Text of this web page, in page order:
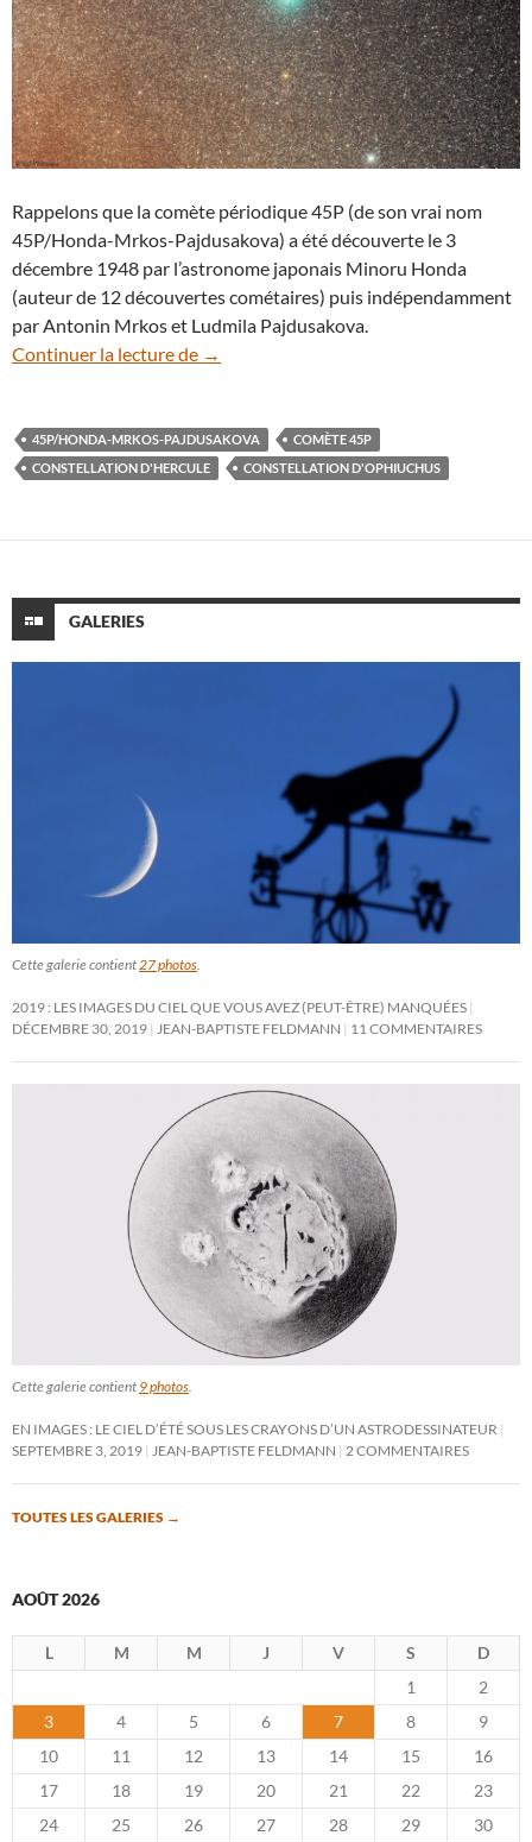
Rappelons que la comète périodique 45P (de son vrai nom
45P/Honda-Mrkos-Pajdusakova) a été découverte le 3
décembre 1948 par l’astronome japonais Minoru Honda
(auteur de 12 découvertes cométaires) puis indépendamment
par Antonin Mrkos et Ludmila Pajdusakova.
Continuer la lecture de Moins lumineuse que prévu, la comète
→
45P/HONDA-MRKOS-PAJDUSAKOVA
COMÈTE 45P
CONSTELLATION D'HERCULE
CONSTELLATION D'OPHIUCHUS
GALERIES
Cette galerie contient27 photos.
2019 : LES IMAGES DU CIEL QUE VOUS AVEZ (PEUT-ÊTRE) MANQUÉES
DÉCEMBRE 30, 2019 JEAN-BAPTISTE FELDMANN 11 COMMENTAIRES
Cette galerie contient 9 photos.
EN IMAGES : LE CIEL D’ÉTÉ SOUS LES CRAYONS D’UN ASTRODESSINATEUR
SEPTEMBRE 3, 2019 JEAN-BAPTISTE FELDMANN 2 COMMENTAIRES
TOUTES LES GALERIES →
AOÛT 2026
L M M J V S
D
1
2
3
4 5 6 7 8
9
10
11 12 13 14 15
16
17
18 19 20 21 22
23
24
25 26 27 28 29
30